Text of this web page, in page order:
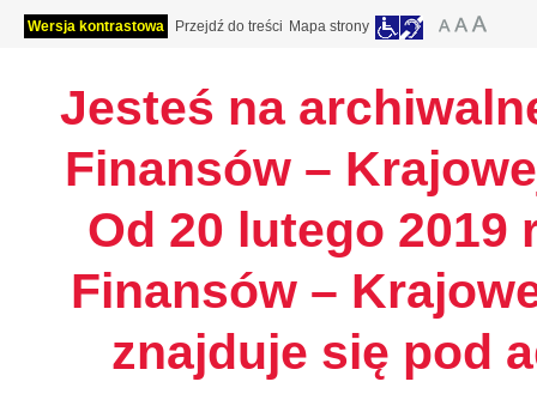
Wersja kontrastowa Przejdź do treści Mapa strony
Jesteś na
Finansów –
Od 20 lutego 2019
Finansów –
znajduje się pod